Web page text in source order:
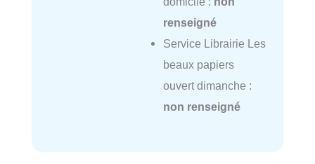
renseigné
Service Librairie Les
beaux papiers
ouvert dimanche :
non renseigné